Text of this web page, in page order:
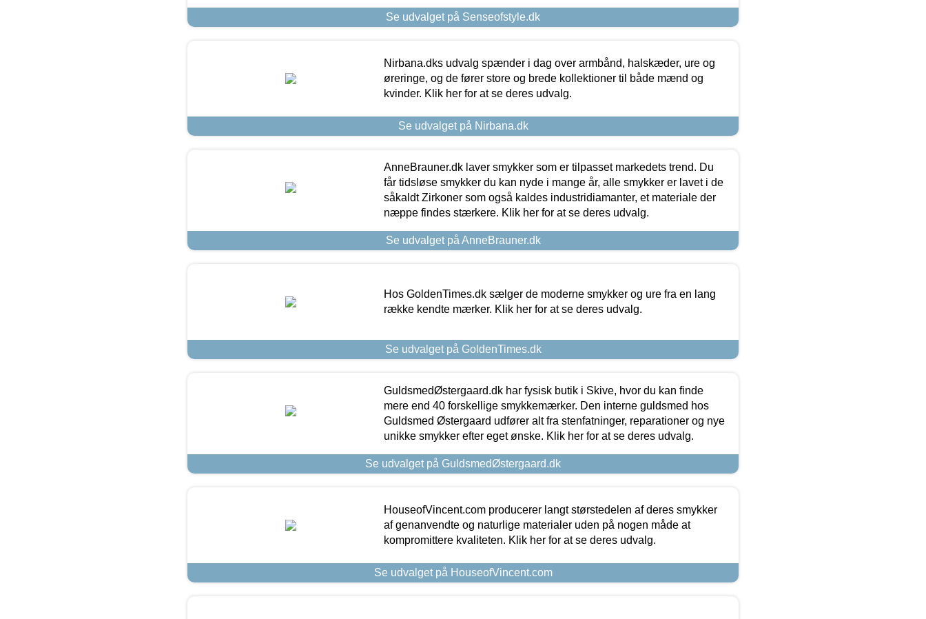
Se udvalget på Senseofstyle.dk
Nirbana.dks udvalg spænder i dag over armbånd, halskæder, ure og
øreringe, og de fører store og brede kollektioner til både mænd og
kvinder. Klik her for at se deres udvalg.
Se udvalget på Nirbana.dk
AnneBrauner.dk laver smykker som er tilpasset markedets trend. Du
får tidsløse smykker du kan nyde i mange år, alle smykker er lavet i de
såkaldt Zirkoner som også kaldes industridiamanter, et materiale der
næppe findes stærkere. Klik her for at se deres udvalg.
Se udvalget på AnneBrauner.dk
Hos GoldenTimes.dk sælger de moderne smykker og ure fra en lang
række kendte mærker. Klik her for at se deres udvalg.
Se udvalget på GoldenTimes.dk
GuldsmedØstergaard.dk har fysisk butik i Skive, hvor du kan finde
mere end 40 forskellige smykkemærker. Den interne guldsmed hos
Guldsmed Østergaard udfører alt fra stenfatninger, reparationer og nye
unikke smykker efter eget ønske. Klik her for at se deres udvalg.
Se udvalget på GuldsmedØstergaard.dk
HouseofVincent.com producerer langt størstedelen af deres smykker
af genanvendte og naturlige materialer uden på nogen måde at
kompromittere kvaliteten. Klik her for at se deres udvalg.
Se udvalget på HouseofVincent.com